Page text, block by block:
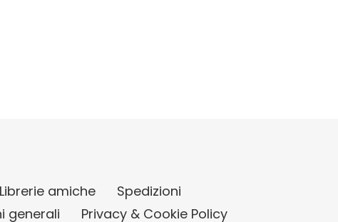
Librerie amiche
Spedizioni
generali
Privacy & Cookie Policy